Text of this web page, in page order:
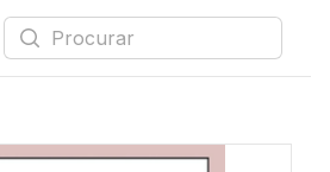
Procurar